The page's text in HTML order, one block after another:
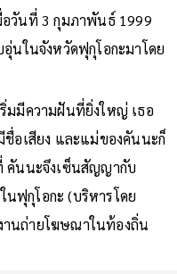
วันที่ 3 กุมภาพันธ์ 1999
นในจังหวัดฟุกุโอกะมาโดย
มมีความฝันที่ยิ่งใหญ่ เธอ
ชื่อเสียง และแม่ของคันนะก็
คันนะจึงเซ็นสัญญากับ
นฟุกุโอกะ (บริหารโดย
านถ่ายโฆษณาในท้องถิ่น